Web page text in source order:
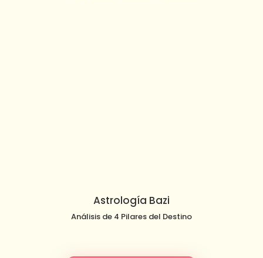
Astrología Bazi
Análisis de 4 Pilares del Destino